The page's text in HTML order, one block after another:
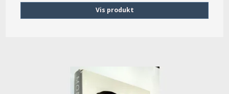
Vis produkt